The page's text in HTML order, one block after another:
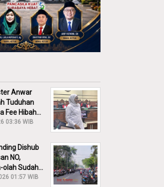
Anwar
Tuduhan
Fee Hibah
03:36 WIB
Dishub
NO,
olah Sudah
01:57 WIB